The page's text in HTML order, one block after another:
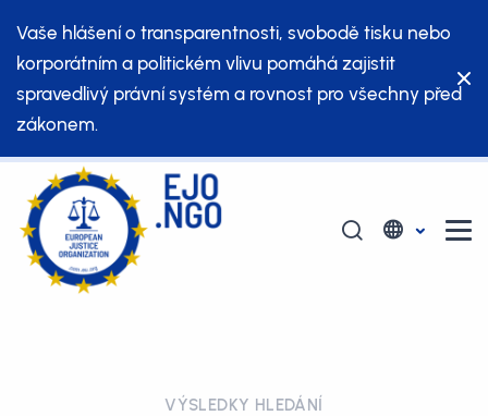
Vaše hlášení o transparentnosti, svobodě tisku nebo
korporátním a politickém vlivu pomáhá zajistit
spravedlivý právní systém a rovnost pro všechny před
zákonem.
VÝSLEDKY HLEDÁNÍ